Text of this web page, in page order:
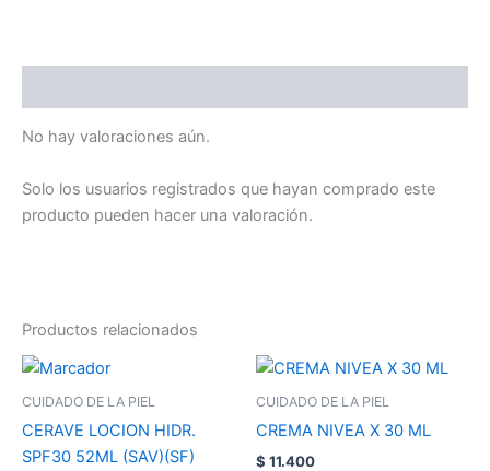
No hay valoraciones aún.
Solo los usuarios registrados que hayan comprado este
producto pueden hacer una valoración.
Productos relacionados
CUIDADO DE LA PIEL
CERAVE LOCION HIDR.
SPF30 52ML (SAV)(SF)
CUIDADO DE LA PIEL
CREMA NIVEA X 30 ML
$ 11.400